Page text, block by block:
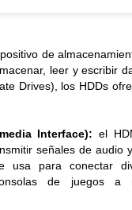
de
leer y escribir
Drives), los HDDs
Interface): el
señales de audio
para conectar
de juegos a
tu talento
tu proyecto y
2026